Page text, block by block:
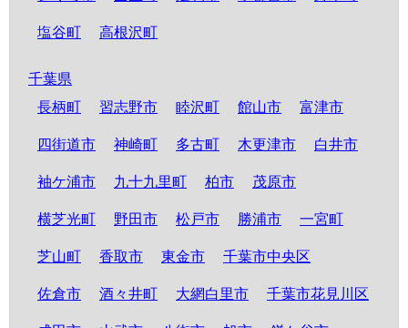
塩谷町 高根沢町
千葉県
長柄町
習志野市 睦沢町 館山市 富津市
四街道市 神崎町 多古町 木更津市 白井市
袖ケ浦市 九十九里町 柏市 茂原市
横芝光町 野田市 松戸市 勝浦市 一宮町
芝山町 香取市 東金市 千葉市中央区
佐倉市 酒々井町 大網白里市 千葉市花見川区